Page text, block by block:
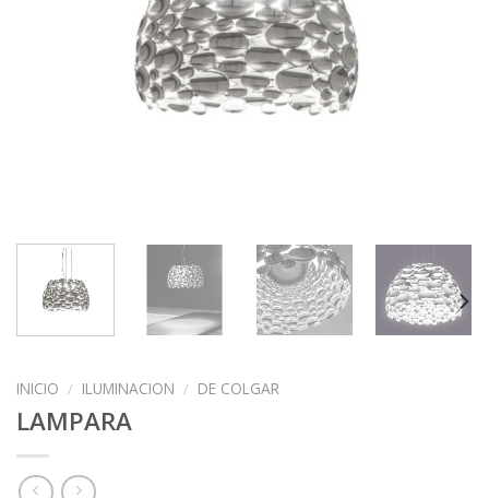
INICIO / ILUMINACION / DE COLGAR
LAMPARA